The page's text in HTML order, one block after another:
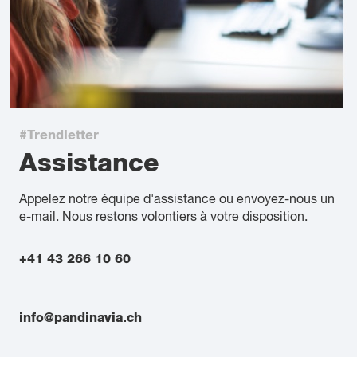
#Trendletter
Assistance
Appelez notre équipe d'assistance ou envoyez-nous un
e-mail. Nous restons volontiers à votre disposition.
+41 43 266 10 60
info@pandinavia.ch